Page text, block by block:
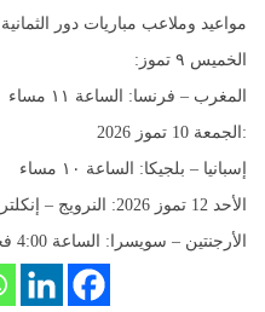
مواعيد وملاعب مباريات دور
الخميس ٩ تموز:
المغرب – فرنسا: الساعة ١١ مساء
:الجمعة 10 تموز 2026
إسبانيا – بلجيكا: الساعة ١٠ مساء
الأحد 12 تموز 2026: النرويج – إنكلترا: الساعة 00:00 من منتصف الليل
الأرجنتين – سويسرا: الساعة 4:00 فجرًا